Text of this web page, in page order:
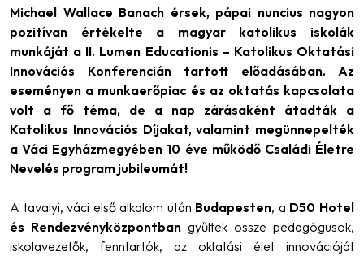
Michael Wallace Banach érsek, pápai nuncius nagyon
pozitívan értékelte a magyar katolikus iskolák
munkáját a II. Lumen Educationis – Katolikus Oktatási
Innovációs Konferencián tartott előadásában. Az
eseményen a munkaerőpiac és az oktatás kapcsolata
volt a fő téma, de a nap zárásaként átadták a
Katolikus Innovációs Díjakat, valamint megünnepelték
a Váci Egyházmegyében 10 éve működő Családi Életre
Nevelés program jubileumát!
A tavalyi, váci első alkalom után Budapesten, a D50 Hotel
és Rendezvényközpontban gyűltek össze pedagógusok,
iskolavezetők, fenntartók, az oktatási élet innovációját